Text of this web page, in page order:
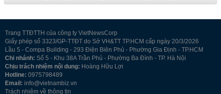
Trang TTĐTTH của công ty VietNewsCorp
Giấy phép số 3323/GP-TTĐT do Sở VH&TT TP.HCM cấp ngày 20/3/2026
Lầu 5 - Compa Building - 293 Điện Biên Phủ - Phường Gia Định - TP.HCM
Chi nhánh: Số 5 - Khu 38A Trần Phú - Phường Ba Đình - TP. Hà Nội
Chịu trách nhiệm nội dung: Hoàng Hữu Lợi
Hotline: 0975798489
Email: info@vietnambiz.vn
Trách nhiệm về thông tin